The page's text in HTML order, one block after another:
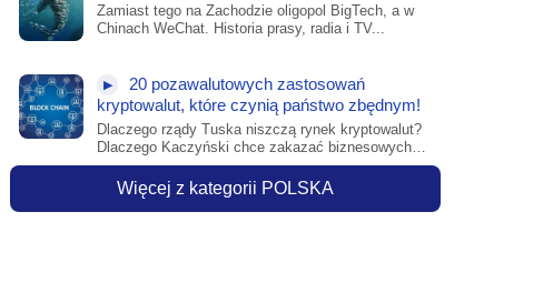
Zamiast tego na Zachodzie oligopol BigTech, a w
Chinach WeChat. Historia prasy, radia i TV...
▶
20 pozawalutowych zastosowań
kryptowalut, które czynią państwo zbędnym!
Dlaczego rządy Tuska niszczą rynek kryptowalut?
Dlaczego Kaczyński chce zakazać biznesowych
działalności dotyczących kryptoaktywów? To...
Więcej z kategorii POLSKA